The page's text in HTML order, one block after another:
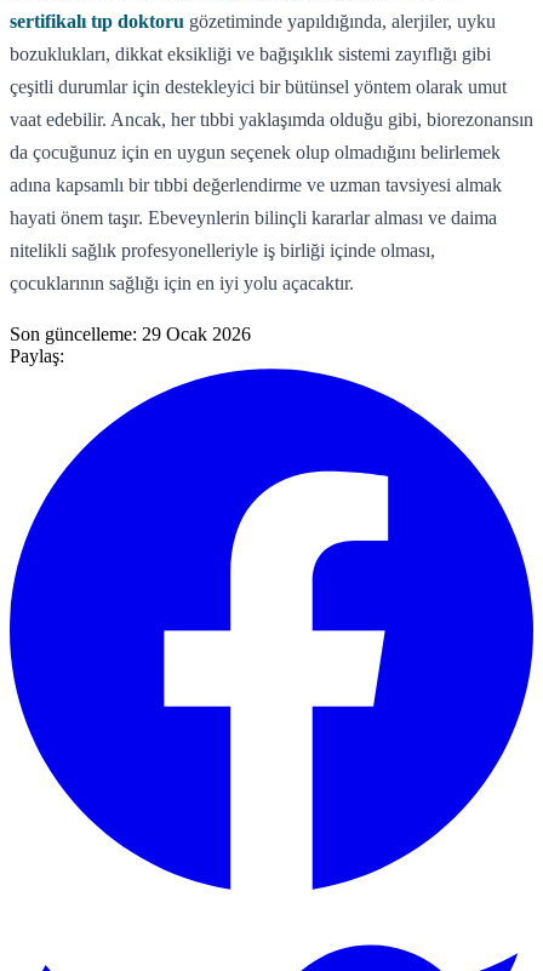
sertifikalı tıp doktoru gözetiminde yapıldığında, alerjiler, uyku
bozuklukları, dikkat eksikliği ve bağışıklık sistemi zayıflığı gibi
çeşitli durumlar için destekleyici bir bütünsel yöntem olarak umut
vaat edebilir. Ancak, her tıbbi yaklaşımda olduğu gibi, biorezonansın
da çocuğunuz için en uygun seçenek olup olmadığını belirlemek
adına kapsamlı bir tıbbi değerlendirme ve uzman tavsiyesi almak
hayati önem taşır. Ebeveynlerin bilinçli kararlar alması ve daima
nitelikli sağlık profesyonelleriyle iş birliği içinde olması,
çocuklarının sağlığı için en iyi yolu açacaktır.
Son güncelleme: 29 Ocak 2026
Paylaş: